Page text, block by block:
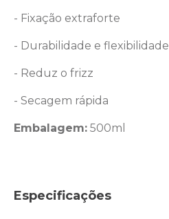
- Fixação extraforte
- Durabilidade e flexibilidade
- Reduz o frizz
- Secagem rápida
Embalagem: 500ml
Especificações